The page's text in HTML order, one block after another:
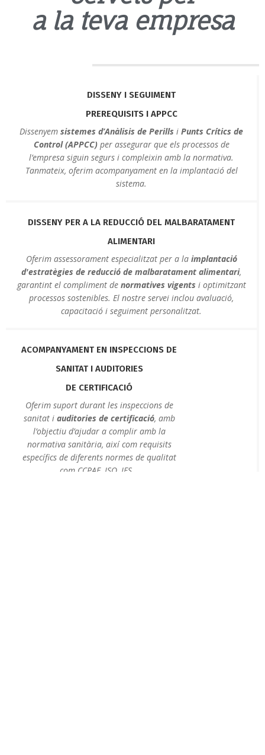
a la teva empresa
DISSENY I SEGUIMENT
PREREQUISITS I APPCC
Dissenyem sistemes d’Anàlisis de Perills i Punts Crítics de
Control (APPCC)per assegurar que els processos de
l’empresa siguin segurs i compleixin amb la normativa.
Tanmateix, oferim acompanyament en la implantació del
sistema.
DISSENY PER A LA REDUCCIÓ DEL MALBARATAMENT
ALIMENTARI
Oferim assessorament especialitzat per a la implantació
d'estratègies de reducció de malbaratament alimentari,
garantint el compliment de normatives vigents i optimitzant
processos sostenibles. El nostre servei inclou avaluació,
capacitació i seguiment personalitzat.
ACOMPANYAMENT EN INSPECCIONS DE
SANITAT I AUDITORIES
DE CERTIFICACIÓ
Oferim suport durant les inspeccions de
sanitat i auditories de certificació, amb
l’objectiu d’ajudar a complir amb la
normativa sanitària, així com requisits
específics de diferents normes de qualitat
com CCPAE, ISO, IFS...